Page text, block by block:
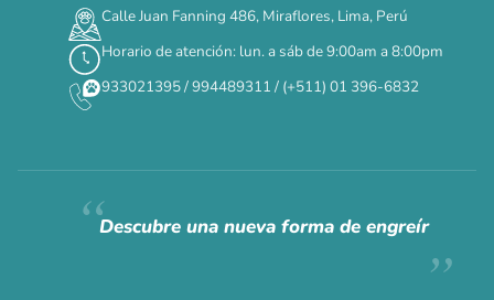
DÍAS HORAS MIN SEG
✕
Siempre fuimosraros.
Calle Juan Fanning 486, Miraflores, Lima, Perú
Horario de atención: lun. a sáb de 9:00am a 8:00pm
933021395 / 994489311 / (+511) 01 396-6832
Descubre una nueva forma de engreír